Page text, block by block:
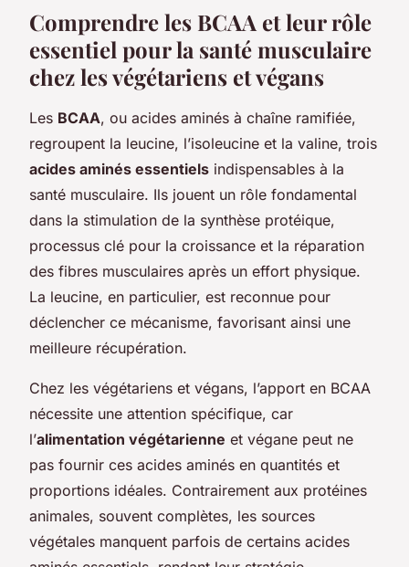
Comprendre les BCAA et leur rôle
essentiel pour la santé musculaire
chez les végétariens et végans
Les BCAA, ou acides aminés à chaîne ramifiée,
regroupent la leucine, l’isoleucine et la valine, trois
acides aminés essentiels indispensables à la
santé musculaire. Ils jouent un rôle fondamental
dans la stimulation de la synthèse protéique,
processus clé pour la croissance et la réparation
des fibres musculaires après un effort physique.
La leucine, en particulier, est reconnue pour
déclencher ce mécanisme, favorisant ainsi une
meilleure récupération.
Chez les végétariens et végans, l’apport en BCAA
nécessite une attention spécifique, car
l’alimentation végétarienne et végane peut ne
pas fournir ces acides aminés en quantités et
proportions idéales. Contrairement aux protéines
animales, souvent complètes, les sources
végétales manquent parfois de certains acides